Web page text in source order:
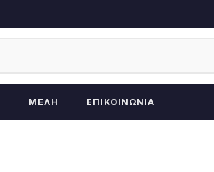
ΜΈΛΗ ΕΠΙΚΟΙΝΩΝΊΑ